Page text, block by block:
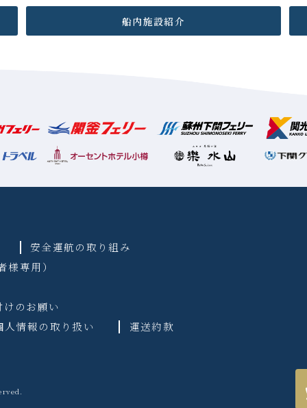
船内施設紹介
安全運航の取り組み
様専用）
のお願い
人情報の取り扱い
運送約款